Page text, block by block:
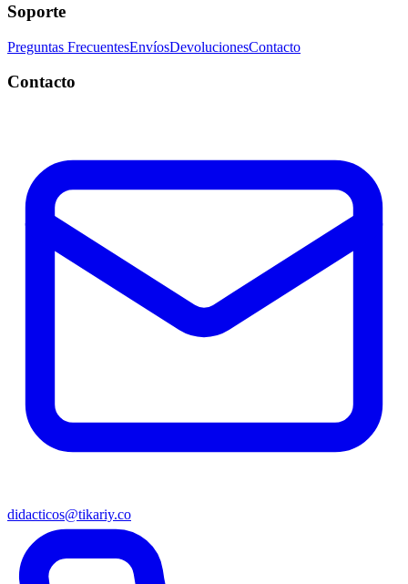
Soporte
Preguntas FrecuentesEnvíosDevolucionesContacto
Contacto
didacticos@tikariy.co